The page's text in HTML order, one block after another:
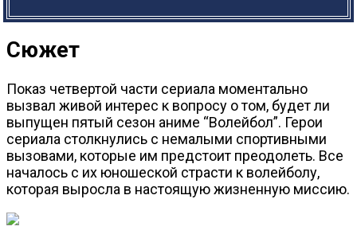
Сюжет
Показ четвертой части сериала моментально
вызвал живой интерес к вопросу о том, будет ли
выпущен пятый сезон аниме “Волейбол”. Герои
сериала столкнулись с немалыми спортивными
вызовами, которые им предстоит преодолеть. Все
началось с их юношеской страсти к волейболу,
которая выросла в настоящую жизненную миссию.